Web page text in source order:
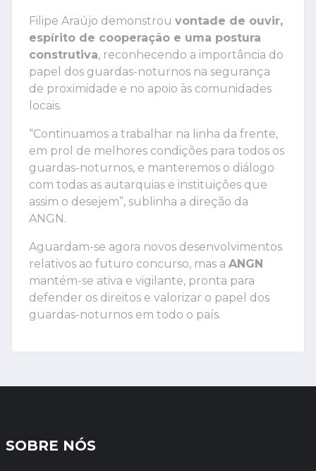
Filipe Araújo demonstrou vontade de ouvir,
espírito de cooperação e uma postura
construtiva, reconhecendo a importância do
papel dos guardas-noturnos na segurança
de proximidade e no apoio às comunidades
locais.
“Continuamos a trabalhar na linha da frente,
em prol de melhores condições para todos os
guardas-noturnos, e manteremos o diálogo
com todas as autarquias e instituições que
assim o desejem”, sublinha a direção da
ANGN.
Aguardam-se agora novos desenvolvimentos
relativos ao futuro concurso, mas a ANGN
mantém-se ativa e vigilante, pronta para
defender os direitos e valorizar o papel dos
guardas-noturnos em todo o país.
SOBRE NÓS